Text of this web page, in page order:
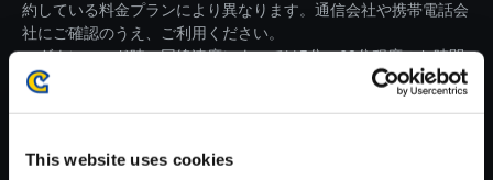
This website uses cookies
約している料金プランにより異なります。通信会社や携帯電話会
社にご確認のうえ、ご利用ください。
・ダウンロード時、回線速度によっては5分～60分程度のお時間
がかかる場合がございます。
※ご購入いただいたファイルのダウンロードの際には、通信環境